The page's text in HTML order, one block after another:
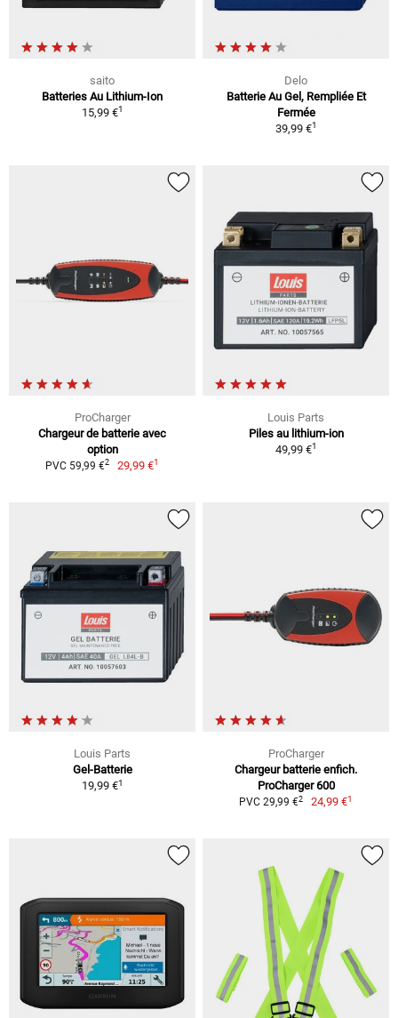
saito
Batteries Au Lithium-Ion
15,99 €1
Delo
Batterie Au Gel, Rempliée Et
Fermée
39,99 €1
ProCharger
Chargeur de batterie avec
option
PVC 59,99 €2 29,99 €1
Louis Parts
Piles au lithium-ion
49,99 €1
Louis Parts
Gel-Batterie
19,99 €1
ProCharger
Chargeur batterie enfich.
ProCharger 600
PVC 29,99 €2 24,99 €1